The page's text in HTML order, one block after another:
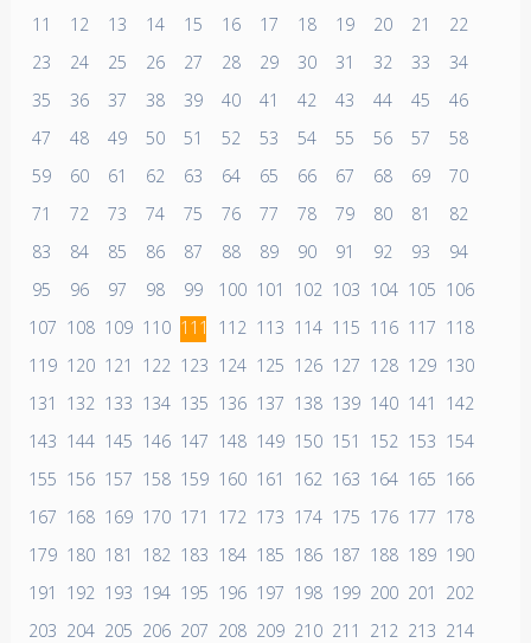
11 12 13 14 15 16 17 18 19 20 21
22
23
24 25 26 27 28 29 30 31 32 33
34
35
36 37 38 39 40 41 42 43 44 45
46
47
48 49 50 51 52 53 54 55 56 57
58
59
60 61 62 63 64 65 66 67 68 69
70
71
72 73 74 75 76 77 78 79 80 81
82
83
84 85 86 87 88 89 90 91 92 93
94
95
96 97 98 99 100 101 102 103 104 105 106
107 108 109 110 111 112 113 114 115 116 117 118
119 120 121 122 123 124 125 126 127 128 129 130
131
132 133 134 135 136 137 138 139 140 141
142
143 144 145 146 147 148 149 150 151 152 153 154
155 156 157 158 159 160 161 162 163 164 165 166
167 168 169 170 171 172 173 174 175 176 177 178
179 180 181 182 183 184 185 186 187 188 189 190
191
192 193 194 195 196 197 198 199 200 201
202
203 204 205 206 207 208 209 210 211 212 213 214